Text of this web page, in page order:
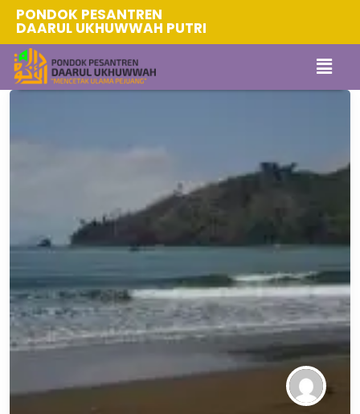
PONDOK PESANTREN
DAARUL UKHUWWAH PUTRI